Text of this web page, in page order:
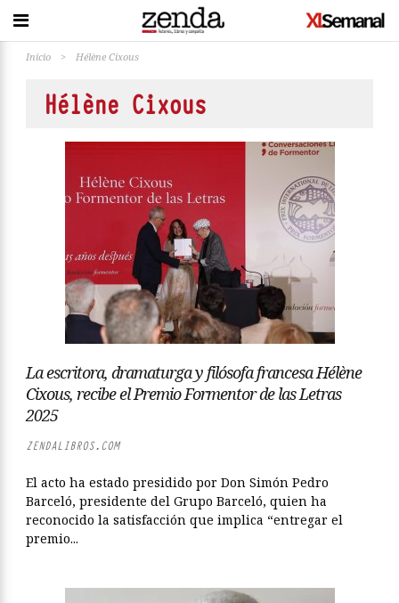
Inicio > Hélène Cixous
Hélène Cixous
La escritora, dramaturga y filósofa francesa Hélène
Cixous, recibe el Premio Formentor de las Letras
2025
ZENDALIBROS.COM
El acto ha estado presidido por Don Simón Pedro
Barceló, presidente del Grupo Barceló, quien ha
reconocido la satisfacción que implica “entregar el
premio...